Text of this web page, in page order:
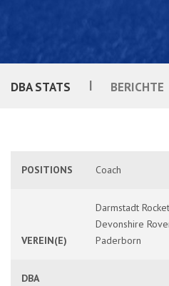
DBA STATS | BERICHTE
POSITIONS Coach
VEREIN(E)
Darmstadt
Devonshire
Paderborn
DBA